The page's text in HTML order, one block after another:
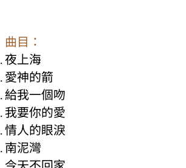
曲目：
夜上海
愛神的箭
給我一個吻
我要你的愛
情人的眼淚
南泥灣